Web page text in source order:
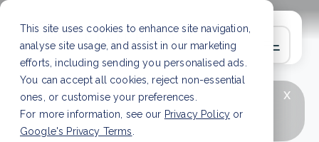
This site uses cookies to enhance site navigation,
analyse site usage, and assist in our marketing
efforts, including sending you personalised ads.
You can accept all cookies, reject non-essential
ones, or customise your preferences.
For more information, see our Privacy Policy or
Google's Privacy Terms
x
LAATSTE ARTIKEL
CSRD en uw positie als
leverancier: wat verandert er in 2026?Lees
artikel